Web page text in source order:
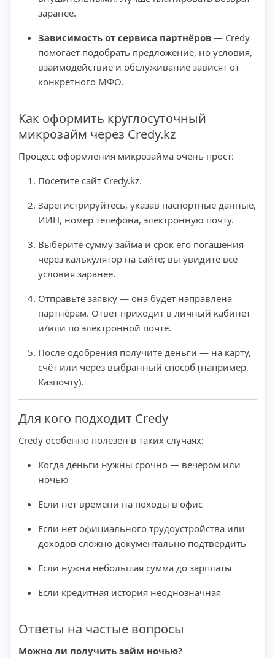
заранее.
Зависимость от сервиса партнёров — Credy
помогает подобрать предложение, но условия,
взаимодействие и обслуживание зависят от
конкретного МФО.
Как оформить круглосуточный
микрозайм через Credy.kz
Процесс оформления микрозайма очень прост:
Посетите сайт Credy.kz.
Зарегистрируйтесь, указав паспортные данные,
ИИН, номер телефона, электронную почту.
Выберите сумму займа и срок его погашения
через калькулятор на сайте; вы увидите все
условия заранее.
Отправьте заявку — она будет направлена
партнёрам. Ответ приходит в личный кабинет
и/или по электронной почте.
После одобрения получите деньги — на карту,
счёт или через выбранный способ (например,
Казпочту).
Для кого подходит Credy
Credy особенно полезен в таких случаях:
Когда деньги нужны срочно — вечером или
ночью
Если нет времени на походы в офис
Если нет официального трудоустройства или
доходов сложно документально подтвердить
Если нужна небольшая сумма до зарплаты
Если кредитная история неоднозначная
Ответы на частые вопросы
Можно ли получить займ ночью?